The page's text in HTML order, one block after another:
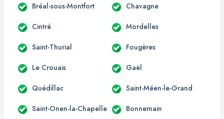
Bréal-sous-Montfort Chavagne
Cintré Mordelles
Saint-Thurial Fougères
Le Crouais Gaël
Quédillac Saint-Méen-le-Grand
Saint-Onen-la-Chapelle Bonnemain